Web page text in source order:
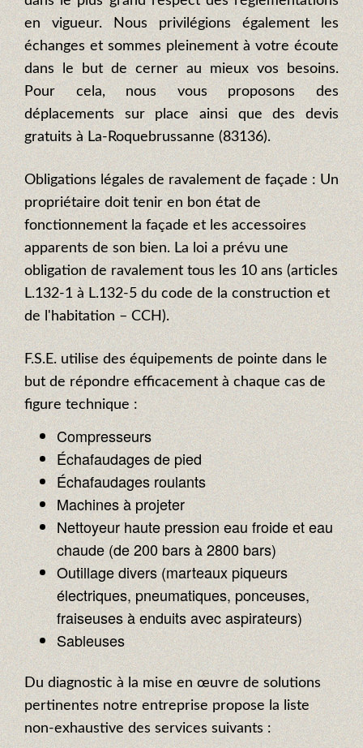
en vigueur. Nous privilégions également les
échanges et sommes pleinement à votre écoute
dans le but de cerner au mieux vos besoins.
Pour cela, nous vous proposons des
déplacements sur place ainsi que des devis
gratuits à La-Roquebrussanne (83136).
Obligations légales de ravalement de façade : Un
propriétaire doit tenir en bon état de
fonctionnement la façade et les accessoires
apparents de son bien. La loi a prévu une
obligation de ravalement tous les 10 ans (articles
L.132-1 à L.132-5 du code de la construction et
de l'habitation – CCH).
F.S.E. utilise des équipements de pointe dans le
but de répondre efficacement à chaque cas de
figure technique :
Compresseurs
Échafaudages de pied
Échafaudages roulants
Machines à projeter
Nettoyeur haute pression eau froide et eau
chaude (de 200 bars à 2800 bars)
Outillage divers (marteaux piqueurs
électriques, pneumatiques, ponceuses,
fraiseuses à enduits avec aspirateurs)
Sableuses
Du diagnostic à la mise en œuvre de solutions
pertinentes notre entreprise propose la liste
non-exhaustive des services suivants :